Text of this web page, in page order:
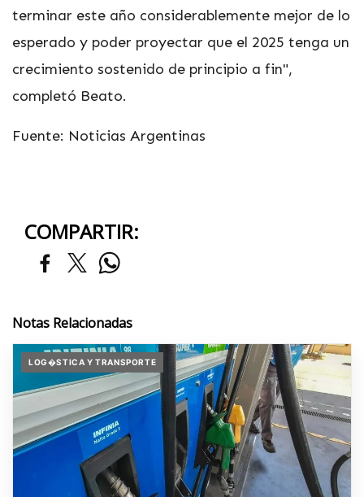
terminar este año considerablemente mejor de lo
esperado y poder proyectar que el 2025 tenga un
crecimiento sostenido de principio a fin",
completó Beato.
Fuente: Noticias Argentinas
COMPARTIR:
Notas Relacionadas
LOG�STICA Y TRANSPORTE